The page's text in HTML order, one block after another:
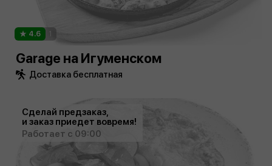
4.6 1
Garage на Игуменском
Доставка бесплатная
Сделай предзаказ,
и заказ приедет вовремя!
Работает с 09:00